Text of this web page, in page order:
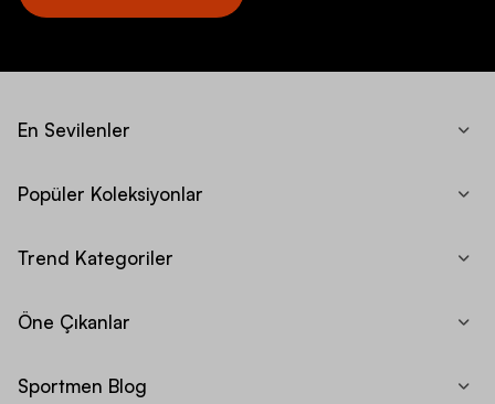
En Sevilenler
Popüler Koleksiyonlar
Trend Kategoriler
Öne Çıkanlar
Sportmen Blog